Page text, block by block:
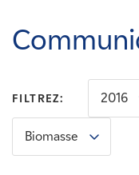
Carrières
Nouvelles
Contactez-nous
FILTREZ: 2016
Biomasse